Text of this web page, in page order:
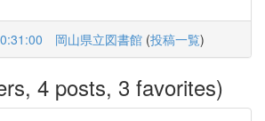
岡山県立図書館 (投稿一覧)
4 posts, 3 favorites)